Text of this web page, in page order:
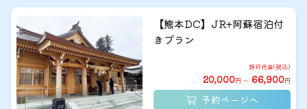
【熊本DC】JR+阿蘇宿泊付
きプラン
20,000円 ～ 66,900円
予約ページへ